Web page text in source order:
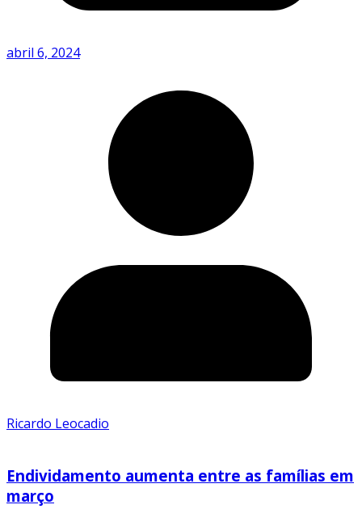
abril 6, 2024
Ricardo Leocadio
Endividamento aumenta entre as famílias em
março